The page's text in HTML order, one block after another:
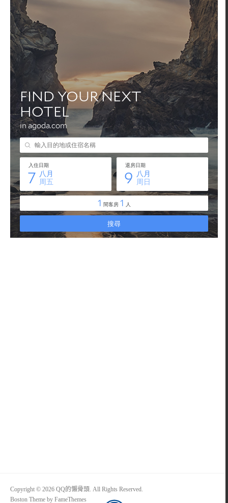
Copyright © 2026 QQ的懶骨頭. All Rights Reserved.
Boston Theme by FameThemes